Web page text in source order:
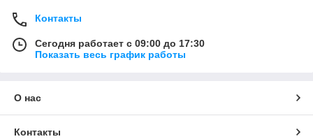
Контакты
Сегодня работает с 09:00 до 17:30
Показать весь график работы
О нас
Контакты